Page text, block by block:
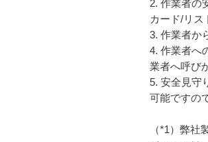
2. 作業者の
カード/リス
3. 作業者か
4. 作業者へ
業者へ呼び
5. 安全見守
可能ですの
（*1）弊